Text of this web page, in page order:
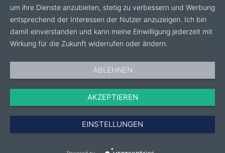
um ihre Dienste anzubieten, stetig zu verbessern und Werbung
entsprechend der Interessen der Nutzer anzuzeigen. Ich bin
damit einverstanden und kann meine Einwilligung jederzeit mit
Wirkung für die Zukunft widerrufen oder ändern.
ABLEHNEN
AKZEPTIEREN
EINSTELLUNGEN